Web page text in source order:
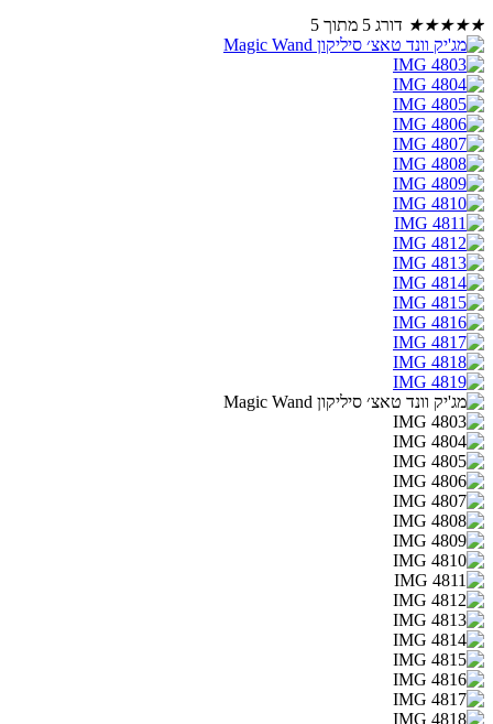
★
★
★
★
★ דורג 5 מתוך 5